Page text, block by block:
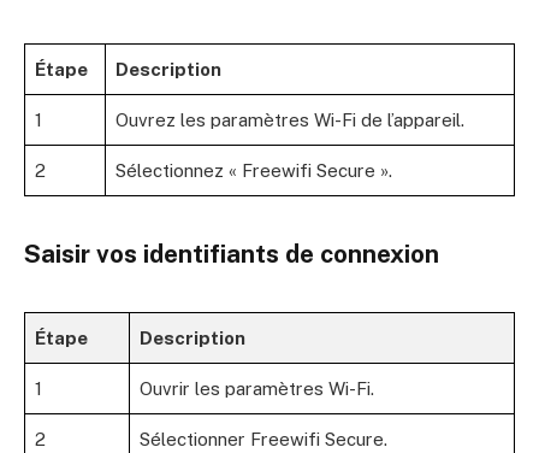
Étape Description
1 Ouvrez les paramètres Wi-Fi de l’appareil.
2 Sélectionnez « Freewifi Secure ».
Saisir vos identifiants de connexion
Étape Description
1 Ouvrir les paramètres Wi-Fi.
2 Sélectionner Freewifi Secure.